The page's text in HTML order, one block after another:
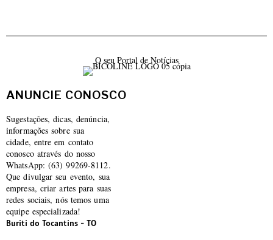
O seu Portal de Notícias
ANUNCIE CONOSCO
Sugestações, dicas, denúncia,
informações sobre sua
cidade, entre em contato
conosco através do nosso
WhatsApp: (63) 99269-8112.
Que divulgar seu evento, sua
empresa, criar artes para suas
redes sociais, nós temos uma
equipe especializada!
Buriti do Tocantins - TO